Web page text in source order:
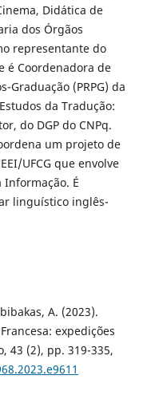
Didática de
dos Órgãos
representante do
é Coordenadora de
Graduação (PRPG) da
da Tradução:
do DGP do CNPq.
um projeto de
UFCG que envolve
Informação. É
linguístico inglês-
A. (2023).
expedições
43 (2), pp. 319-335,